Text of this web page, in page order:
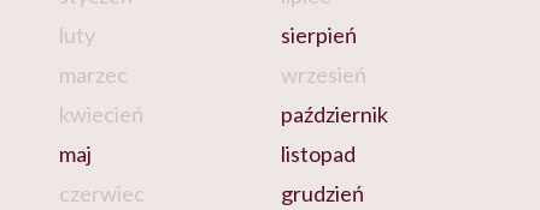
luty
marzec
kwiecień
maj
czerwiec
sierpień
wrzesień
październik
listopad
grudzień